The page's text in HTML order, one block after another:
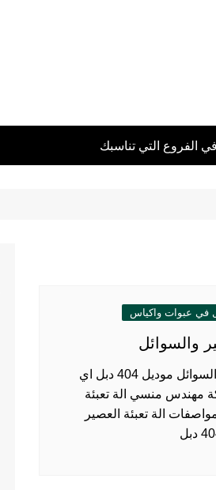
في الفروع التي تناسبك
في عبوات واكياس
والسوائل
الة تعبئة العصير والسوائل موديل 404 دبل اي
مهندس منسي الة تعبئة
الة تعبئة العصير